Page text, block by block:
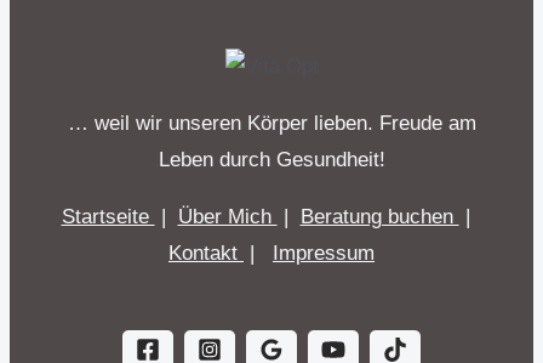
… weil wir unseren Körper lieben. Freude am
Leben durch Gesundheit!
Startseite Über Mich Beratung buchen
Kontakt
Impressum